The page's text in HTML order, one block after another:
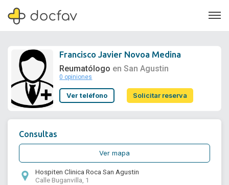
Soporte
Francisco Javier Novoa Medina
Reumatólogo en San Agustin
0 opiniones
Ver teléfono Solicitar reserva
Consultas
Ver mapa
Hospiten Clinica Roca San Agustin
Calle Buganvilla, 1